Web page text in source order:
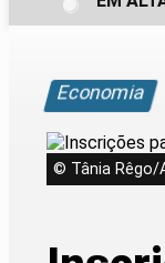
Economia
© Tânia Rêgo/